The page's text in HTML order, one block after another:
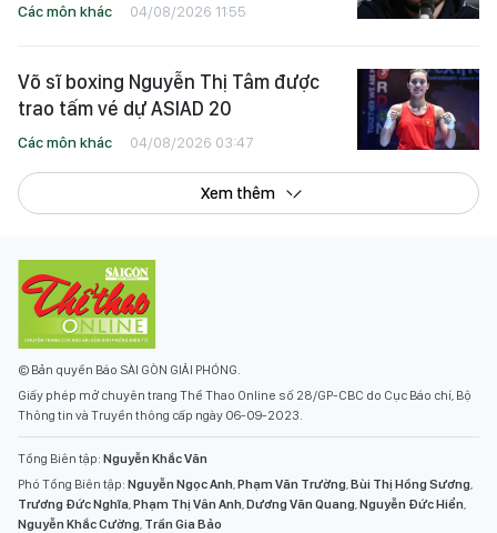
Các môn khác 04/08/2026 11:55
Võ sĩ boxing Nguyễn Thị Tâm được
trao tấm vé dự ASIAD 20
Các môn khác 04/08/2026 03:47
Xem thêm
© Bản quyền Báo SÀI GÒN GIẢI PHÓNG.
Giấy phép mở chuyên trang Thể Thao Online số 28/GP-CBC do Cục Báo chí, Bộ
Thông tin và Truyền thông cấp ngày 06-09-2023.
Tổng Biên tập: Nguyễn Khắc Văn
Phó Tổng Biên tập: Nguyễn Ngọc Anh Phạm Văn Trường Bùi Thị Hồng Sương
Trương Đức Nghĩa Phạm Thị Vân Anh Dương Văn Quang Nguyễn Đức Hiển
Nguyễn Khắc Cường Trần Gia Bảo